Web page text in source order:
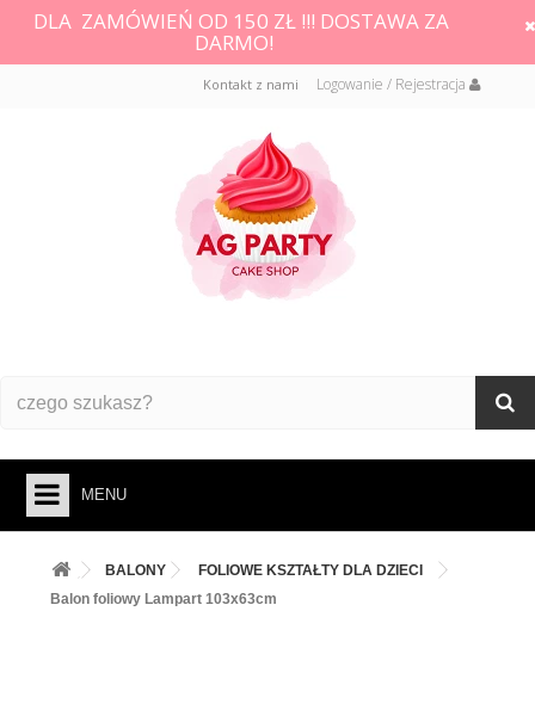
DLA ZAMÓWIEŃ OD 150 ZŁ !!! DOSTAWA ZA
DARMO!
Logowanie / Rejestracja
Kontakt z nami
MENU
PIECZENIE
BALONY
FOLIOWE KSZTAŁTY DLA DZIECI
Balon foliowy Lampart 103x63cm